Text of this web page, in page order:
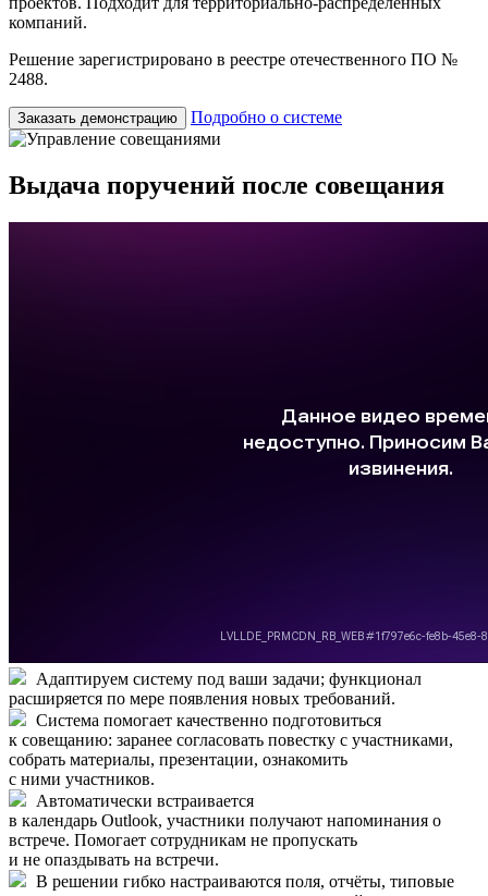
компаний.
Решение зарегистрировано в реестре отечественного ПО №
2488.
Заказать демонстрацию Подробно о системе
Выдача поручений после совещания
Адаптируем систему под ваши задачи; функционал
расширяется по мере появления новых требований.
Система помогает качественно подготовиться
к совещанию: заранее согласовать повестку с участниками,
собрать материалы, презентации, ознакомить
с ними участников.
Автоматически встраивается
в календарь Outlook, участники получают напоминания о
встрече. Помогает сотрудникам не пропускать
и не опаздывать на встречи.
В решении гибко настраиваются поля, отчёты, типовые